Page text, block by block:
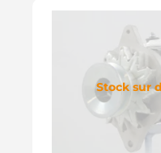
Stock sur